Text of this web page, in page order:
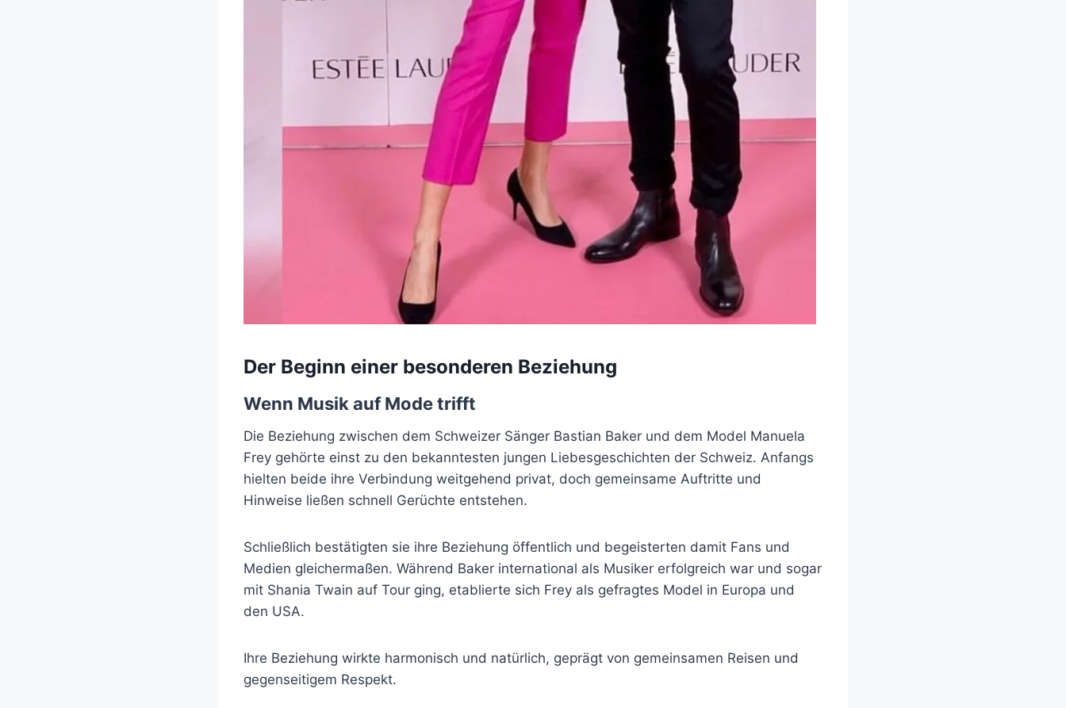
Der Beginn einer besonderen Beziehung
Wenn Musik auf Mode trifft
Die Beziehung zwischen dem Schweizer Sänger Bastian Baker und dem Model Manuela
Frey gehörte einst zu den bekanntesten jungen Liebesgeschichten der Schweiz. Anfangs
hielten beide ihre Verbindung weitgehend privat, doch gemeinsame Auftritte und
Hinweise ließen schnell Gerüchte entstehen.
Schließlich bestätigten sie ihre Beziehung öffentlich und begeisterten damit Fans und
Medien gleichermaßen. Während Baker international als Musiker erfolgreich war und sogar
mit Shania Twain auf Tour ging, etablierte sich Frey als gefragtes Model in Europa und
den USA.
Ihre Beziehung wirkte harmonisch und natürlich, geprägt von gemeinsamen Reisen und
gegenseitigem Respekt.